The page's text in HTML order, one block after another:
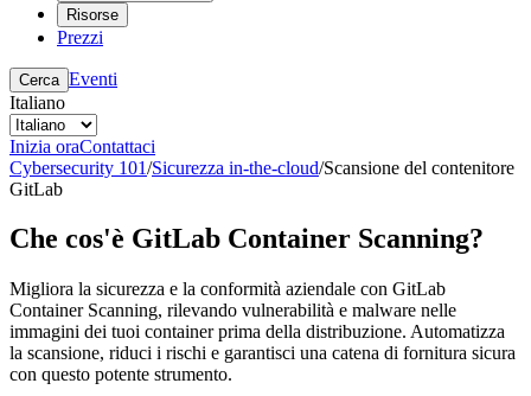
Risorse
Prezzi
Cerca Eventi
Italiano
Inizia oraContattaci
Cybersecurity 101/Sicurezza in-the-cloud/Scansione del contenitore
GitLab
Che cos'è GitLab Container Scanning?
Migliora la sicurezza e la conformità aziendale con GitLab
Container Scanning, rilevando vulnerabilità e malware nelle
immagini dei tuoi container prima della distribuzione. Automatizza
la scansione, riduci i rischi e garantisci una catena di fornitura sicura
con questo potente strumento.